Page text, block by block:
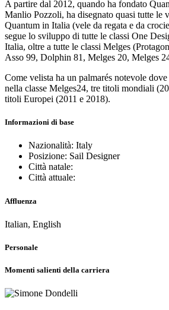
A partire dal 2012, quando ha fondato
Manlio Pozzoli, ha disegnato quasi tutte le
Quantum in Italia (vele da regata e da
segue lo sviluppo di tutte le classi One
Italia, oltre a tutte le classi Melges
Asso 99, Dolphin 81, Melges 20, Melges
Come velista ha un palmarés notevole
nella classe Melges24, tre titoli mondiali
titoli Europei (2011 e 2018).
Informazioni di base
Nazionalità: Italy
Posizione: Sail Designer
Città natale:
Città attuale:
Affluenza
Italian, English
Personale
Momenti salienti della carriera